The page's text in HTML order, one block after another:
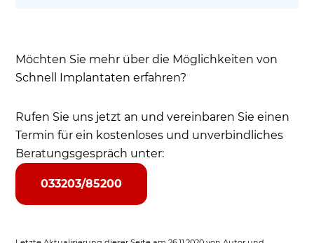
Möchten Sie mehr über die Möglichkeiten von
Schnell Implantaten erfahren?
Rufen Sie uns jetzt an und vereinbaren Sie einen
Termin für ein kostenloses und unverbindliches
Beratungsgespräch unter:
033203/85200